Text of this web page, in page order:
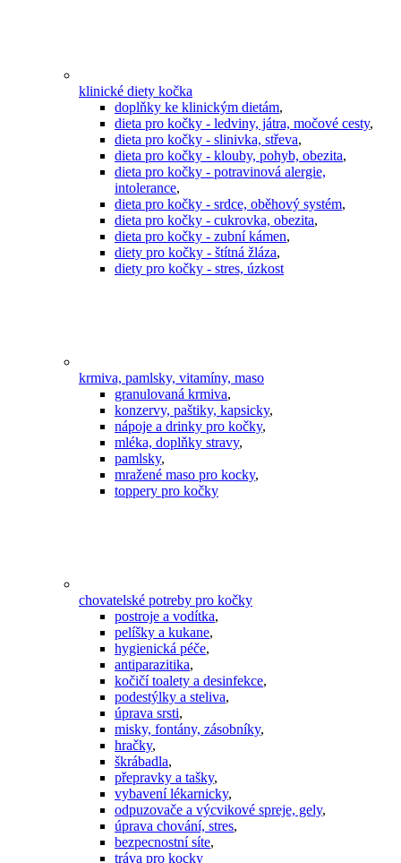
klinické diety kočka
doplňky ke klinickým dietám,
dieta pro kočky - ledviny, játra, močové cesty,
dieta pro kočky - slinivka, střeva,
dieta pro kočky - klouby, pohyb, obezita,
dieta pro kočky - potravinová alergie,
intolerance,
dieta pro kočky - srdce, oběhový systém,
dieta pro kočky - cukrovka, obezita,
dieta pro kočky - zubní kámen,
diety pro kočky - štítná žláza,
diety pro kočky - stres, úzkost
krmiva, pamlsky, vitamíny, maso
granulovaná krmiva,
konzervy, paštiky, kapsicky,
nápoje a drinky pro kočky,
mléka, doplňky stravy,
pamlsky,
mražené maso pro kocky,
toppery pro kočky
chovatelské potreby pro kočky
postroje a vodítka,
pelíšky a kukane,
hygienická péče,
antiparazitika,
kočičí toalety a desinfekce,
podestýlky a steliva,
úprava srsti,
misky, fontány, zásobníky,
hračky,
škrábadla,
přepravky a tašky,
vybavení lékarnicky,
odpuzovače a výcvikové spreje, gely,
úprava chování, stres,
bezpecnostní síte,
tráva pro kocky